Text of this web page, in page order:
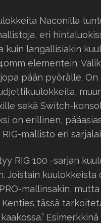
Naconilla
eri
kuin langallisiakin
elementein.
pään pyörälle. On
sekä Switch-
on erillinen,
mallisto eri
RIG 100 -sarjan
Joistain kuulokkeista
mallinsakin,
Kenties tässä